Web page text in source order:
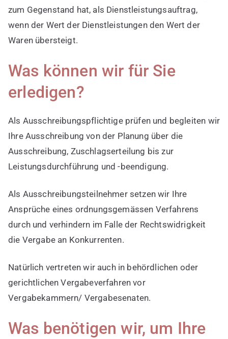
zum Gegenstand hat, als Dienstleistungsauftrag,
wenn der Wert der Dienstleistungen den Wert der
Waren übersteigt.
Was können wir für Sie
erledigen?
Als Ausschreibungspflichtige prüfen und begleiten wir
Ihre Ausschreibung von der Planung über die
Ausschreibung, Zuschlagserteilung bis zur
Leistungsdurchführung und -beendigung.
Als Ausschreibungsteilnehmer setzen wir Ihre
Ansprüche eines ordnungsgemässen Verfahrens
durch und verhindern im Falle der Rechtswidrigkeit
die Vergabe an Konkurrenten.
Natürlich vertreten wir auch in behördlichen oder
gerichtlichen Vergabeverfahren vor
Vergabekammern/ Vergabesenaten.
Was benötigen wir, um Ihre